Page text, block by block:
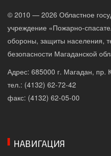
© 2010 — 2026 Областное
учреждение «Пожарно-
обороны, защиты населения,
безопасности Магаданской
Адрес: 685000 г. Магадан, пр.
тел.: (4132) 62-72-42
факс: (4132) 62-05-00
НАВИГАЦИЯ